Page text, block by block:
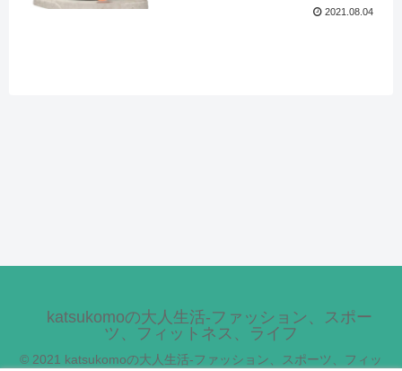
2021.08.04
katsukomoの大人生活-ファッション、スポー
ツ、フィットネス、ライフ
© 2021 katsukomoの大人生活-ファッション、スポーツ、フィッ